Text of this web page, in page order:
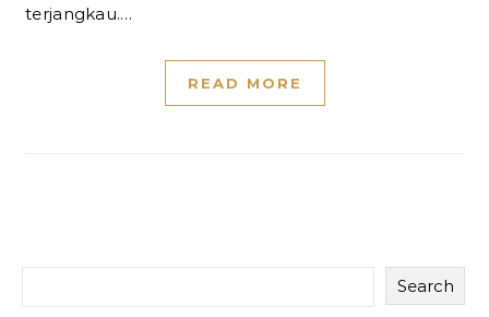
terjangkau.…
READ MORE
Search